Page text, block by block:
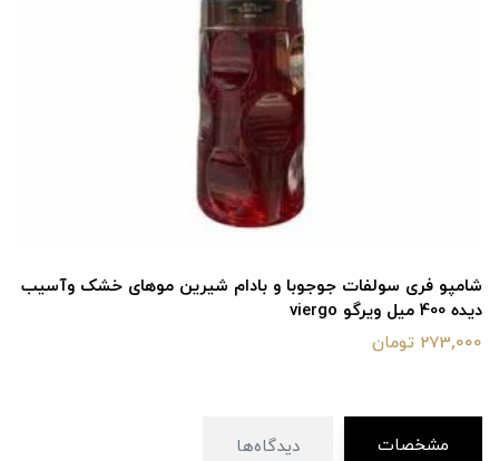
شامپو فری سولفات جوجوبا و بادام شیرین موهای خشک وآسیب
دیده 400 میل ویرگو viergo
273,000 تومان
مشخصات دیدگاه‌ها